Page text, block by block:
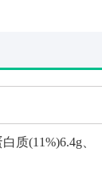
质(11%)6.4g、